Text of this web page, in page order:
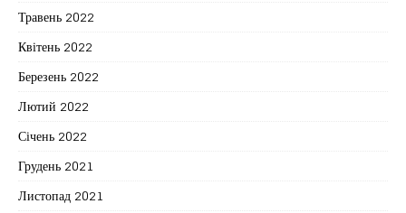
Травень 2022
Квітень 2022
Березень 2022
Лютий 2022
Січень 2022
Грудень 2021
Листопад 2021